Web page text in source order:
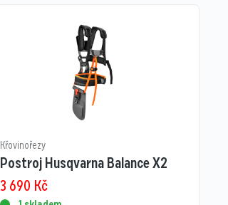
Křovinořezy
Postroj Husqvarna Balance X2
3 690 Kč